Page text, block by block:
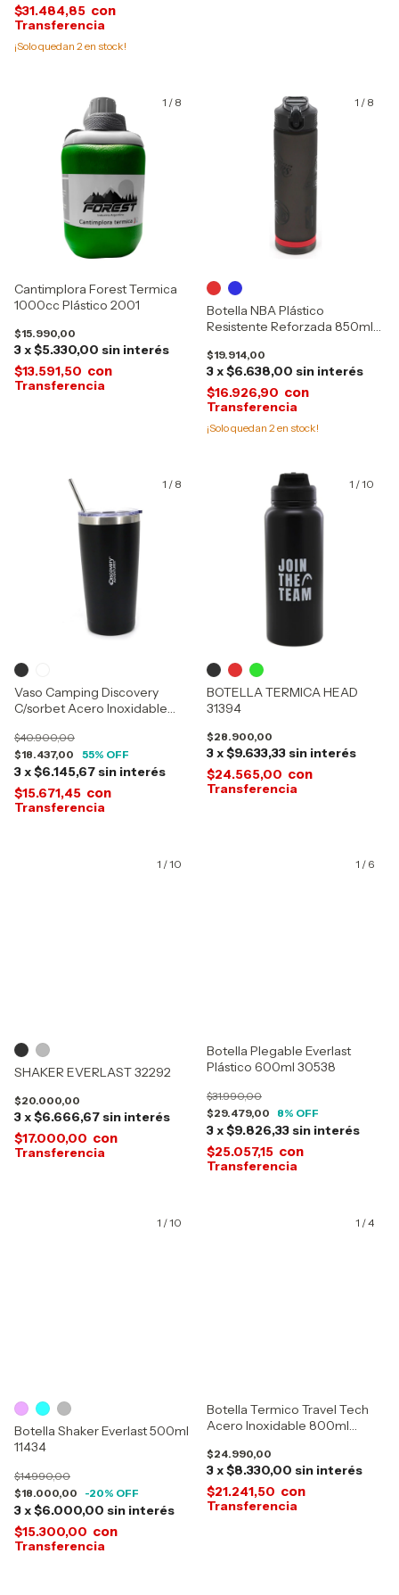
$31.484,85 con
¡Solo quedan 2en stock!
1 / 8
Cantimplora Forest Termica
1000cc Plástico 2001
$15.990,00
3x$5.330,00 sin interés
$13.591,50 con
1 / 8
Botella NBA Plástico
Resistente Reforzada 850ml
$19.914,00
3x$6.638,00 sin interés
$16.926,90 con
¡Solo quedan 2en stock!
1 / 8
Vaso Camping Discovery
C/sorbet Acero Inoxidable
$18.437,00
$40.900,00
55% OFF
3x$6.145,67 sin interés
$15.671,45 con
1 /10
BOTELLA TERMICA HEAD
31394
$28.900,00
3x$9.633,33 sin interés
$24.565,00 con
1 /10
SHAKER EVERLAST 32292
$20.000,00
3x$6.666,67 sin interés
$17.000,00 con
1 / 6
Botella Plegable Everlast
Plástico 600ml 30538
$29.479,00
$31.990,00
8% OFF
3x$9.826,33 sin interés
$25.057,15 con
1 /10
Botella Shaker Everlast 500ml
11434
$18.000,00
$14.990,00
-20% OFF
3x$6.000,00 sin interés
$15.300,00 con
1 /4
Botella Termico Travel Tech
Acero Inoxidable 800ml
$24.990,00
3x$8.330,00 sin interés
$21.241,50 con